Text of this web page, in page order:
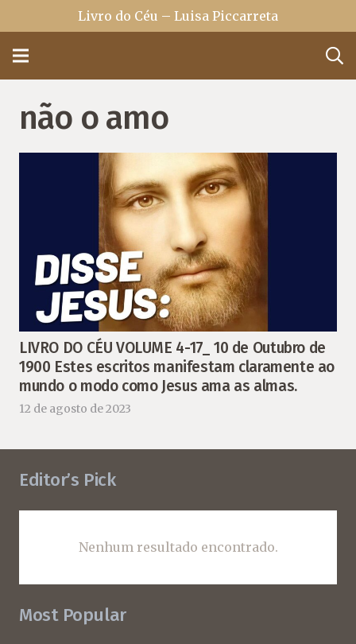
Livro do Céu – Luisa Piccarreta
não o amo
LIVRO DO CÉU VOLUME 4-17_ 10 de Outubro de
1900 Estes escritos manifestam claramente ao
mundo o modo como Jesus ama as almas.
12 de agosto de 2023
Editor’s Pick
Nenhum resultado encontrado.
Most Popular